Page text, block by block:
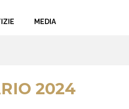
MEDIA
2024